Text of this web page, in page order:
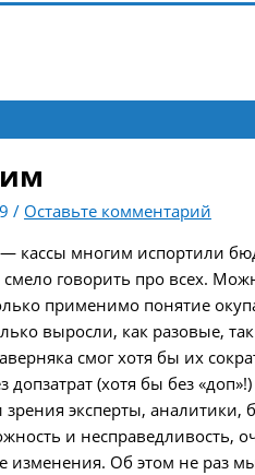
/ Оставьте комментарий
кассы многим испортили
говорить про всех.
применимо понятие
выросли, как разовые,
смог хотя бы их
допзатрат (хотя бы без
эксперты, аналитики,
и несправедливость,
изменения. Об этом не раз